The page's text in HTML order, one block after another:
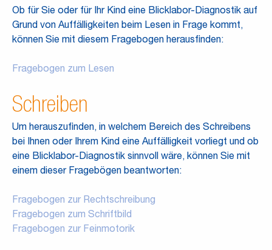
Ob für Sie oder für Ihr Kind eine Blicklabor-Diagnostik auf
Grund von Auffälligkeiten beim Lesen in Frage kommt,
können Sie mit diesem Fragebogen herausfinden:
Fragebogen zum Lesen
Schreiben
Um herauszufinden, in welchem Bereich des Schreibens
bei Ihnen oder Ihrem Kind eine Auffälligkeit vorliegt und ob
eine Blicklabor-Diagnostik sinnvoll wäre, können Sie mit
einem dieser Fragebögen beantworten:
Fragebogen zur Rechtschreibung
Fragebogen zum Schriftbild
Fragebogen zur Feinmotorik